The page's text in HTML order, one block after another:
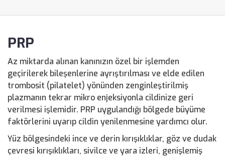
PRP
Az miktarda alınan kanınızın özel bir işlemden
geçirilerek bileşenlerine ayrıştırılması ve elde edilen
trombosit (pilatelet) yönünden zenginleştirilmiş
plazmanın tekrar mikro enjeksiyonla cildinize geri
verilmesi işlemidir. PRP uygulandığı bölgede büyüme
faktörlerini uyarıp cildin yenilenmesine yardımcı olur.
Yüz bölgesindeki ince ve derin kırışıklıklar, göz ve dudak
çevresi kırışıklıkları, sivilce ve yara izleri, genişlemiş